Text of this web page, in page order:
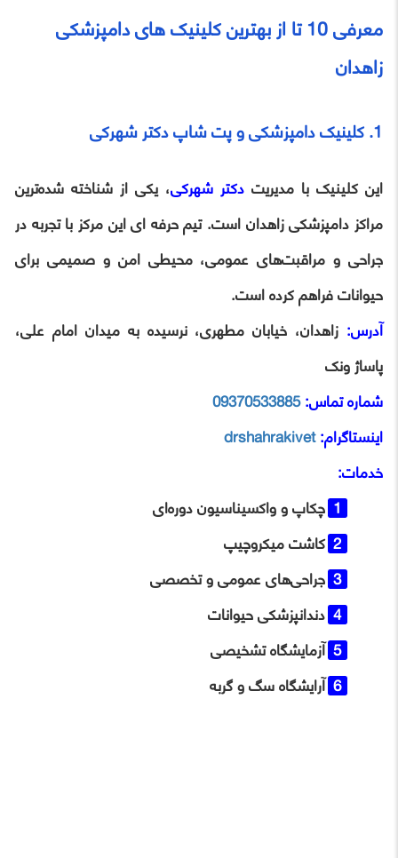
معرفی 10 تا از بهترین کلینیک های دامپزشکی
زاهدان
1. کلینیک دامپزشکی و پت‌ شاپ دکتر شهرکی
این کلینیک با مدیریت دکتر شهرکی، یکی از شناخته‌ شده‌ترین
مراکز دامپزشکی زاهدان است. تیم حرفه‌ ای این مرکز با تجربه در
جراحی و مراقبت‌های عمومی، محیطی امن و صمیمی برای
حیوانات فراهم کرده است.
آدرس: زاهدان، خیابان مطهری، نرسیده به میدان امام علی،
پاساژ ونک
شماره تماس:09370533885
اینستاگرام:drshahrakivet
خدمات:
چکاپ و واکسیناسیون دوره‌ای
کاشت میکروچیپ
جراحی‌های عمومی و تخصصی
دندانپزشکی حیوانات
آزمایشگاه تشخیصی
آرایشگاه سگ و گربه